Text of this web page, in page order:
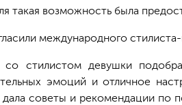
такая возможность была
международного
со стилистом девушки
эмоций и отличное
дала советы и рекомендации по